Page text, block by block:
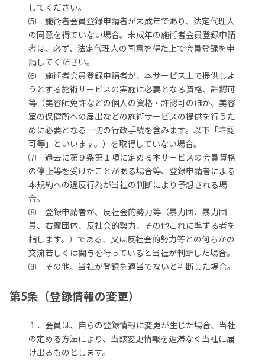
してください。
⑸ 施術者会員登録申請者が未成年であり、法定代理人
の同意を得ていない場合。未成年の施術者会員登録申請
者は、必ず、法定代理人の同意を得た上で会員登録を申
請してください。
⑹ 施術者会員登録申請者が、本サービス上で提供しよ
うとする施術サービスの実施に必要となる資格、許認可
等（美容師免許などの個人の資格・許認可のほか、美容
室の保健所への届出などの施術サービスの提供を行うた
めに必要となる一切の行政手続を含みます。以下「許認
可等」といいます。）を取得していない場合。
⑺ 過去に第９条第１項に定める本サービスの会員資格
の停止等を受けたことがある場合等、登録申請者による
本規約への違反行為が当社の判断により予想される場
合。
⑻ 登録申請者が、反社会的勢力等（暴力団、暴力団
員、右翼団体、反社会的勢力、その他これに準ずる者を
指します。）である、又は反社会的勢力等との何らかの
交流若しくは関与を行っていると当社が判断した場合。
⑼ その他、当社が登録を適当でないと判断した場合。
第5条（登録情報の変更）
１．会員は、自らの登録情報に変更が生じた場合、当社
の定める方法により、当該変更情報を遅滞なく当社に届
け出るものとします。